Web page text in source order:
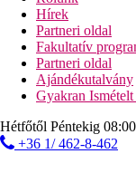
0 m
Étterem
4 km
Távolság a
Napágyak a
Napernyők a
Közvetlen
Hírek
Partneri oldal
Fakultatív
Partneri oldal
Ajándékutalvány
Gyakran
Hétfőtől Péntekig
+36 1/ 462-8-462